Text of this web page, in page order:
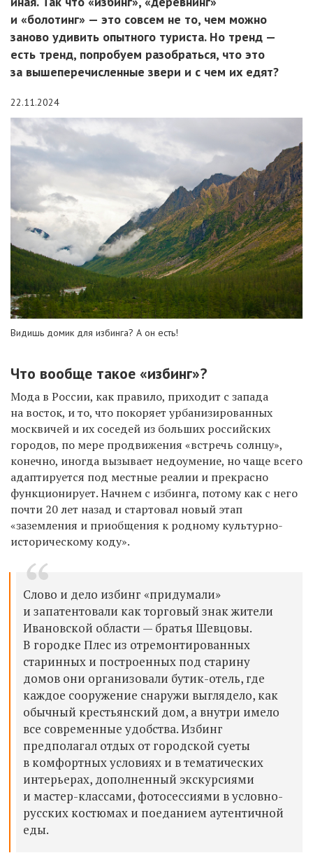
и «болотинг» — это совсем не то, чем можно
заново удивить опытного туриста. Но тренд —
есть тренд, попробуем разобраться, что это
за вышеперечисленные звери и с чем их едят?
22.11.2024
Видишь домик для избинга? А он есть!
Что вообще такое «избинг»?
Мода в России, как правило, приходит с запада
на восток, и то, что покоряет урбанизированных
москвичей и их соседей из больших российских
городов, по мере продвижения «встречь солнцу»,
конечно, иногда вызывает недоумение, но чаще всего
адаптируется под местные реалии и прекрасно
функционирует. Начнем с избинга, потому как с него
почти 20 лет назад и стартовал новый этап
«заземления и приобщения к родному культурно-
историческому коду».
Слово и дело избинг «придумали»
и запатентовали как торговый знак жители
Ивановской области — братья Шевцовы.
В городке Плес из отремонтированных
старинных и построенных под старину
домов они организовали бутик-отель, где
каждое сооружение снаружи выглядело, как
обычный крестьянский дом, а внутри имело
все современные удобства. Избинг
предполагал отдых от городской суеты
в комфортных условиях и в тематических
интерьерах, дополненный экскурсиями
и мастер-классами, фотосессиями в условно-
русских костюмах и поеданием аутентичной
еды.